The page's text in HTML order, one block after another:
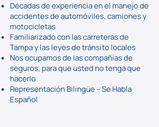
Décadas de experiencia en el manejo de
accidentes de automóviles, camiones y
motocicletas
Familiarizado con las carreteras de
Tampa y las leyes de tránsito locales
Nos ocupamos de las compañías de
seguros, para que usted no tenga que
hacerlo
Representación Bilingüe – Se Habla
Español